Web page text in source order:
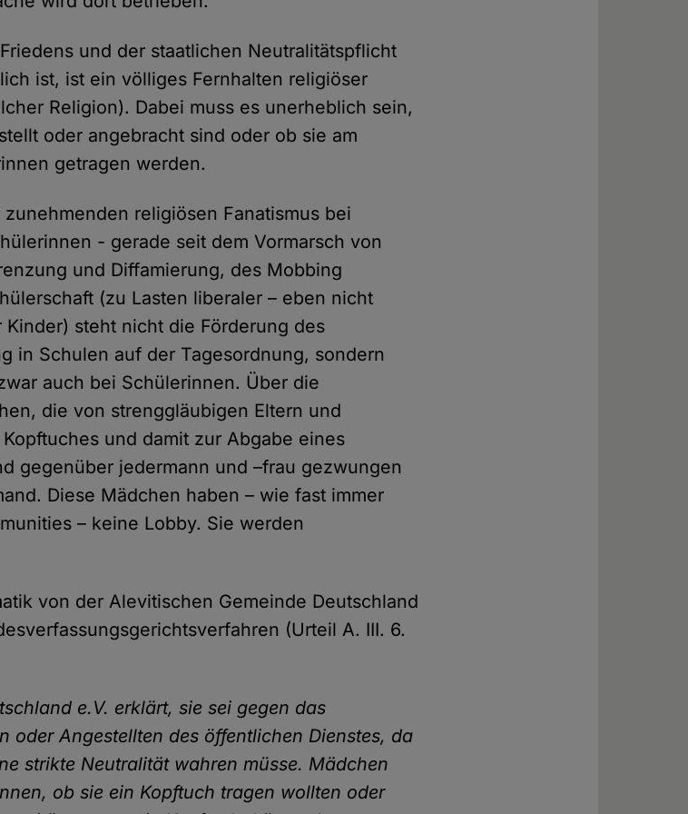
und der staatlichen Neutralitätspflicht
ist, ist ein völliges Fernhalten religiöser
Religion). Dabei muss es unerheblich sein,
oder angebracht sind oder ob sie am
getragen werden.
religiösen Fanatismus bei
- gerade seit dem Vormarsch von
und Diffamierung, des Mobbing
(zu Lasten liberaler – eben nicht
steht nicht die Förderung des
in Schulen auf der Tagesordnung, sondern
auch bei Schülerinnen. Über die
die von strenggläubigen Eltern und
und damit zur Abgabe eines
gegenüber jedermann und –frau gezwungen
Diese Mädchen haben – wie fast immer
– keine Lobby. Sie werden
von der Alevitischen Gemeinde Deutschland
(Urteil A. III. 6.
e.V. erklärt, sie sei gegen das
oder Angestellten des öffentlichen Dienstes, da
strikte Neutralität wahren müsse. Mädchen
ob sie ein Kopftuch tragen wollten oder